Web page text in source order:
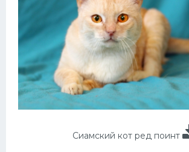
Сиамский кот ред поинт